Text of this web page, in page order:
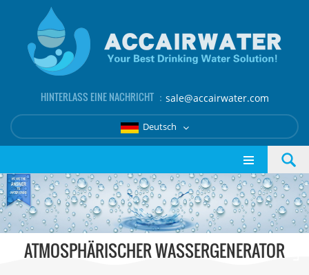
HINTERLASS EINE NACHRICHT ： sale@accairwater.com
Deutsch
ATMOSPHÄRISCHER WASSERGENERATOR